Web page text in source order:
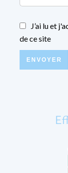
J’ai lu et
de ce site
ENVOYER